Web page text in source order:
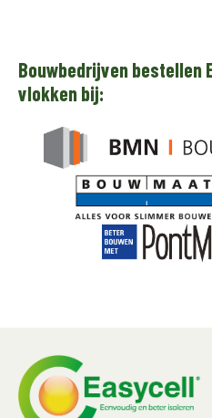
Bouwbedrijven bestellen
vlokken bij: